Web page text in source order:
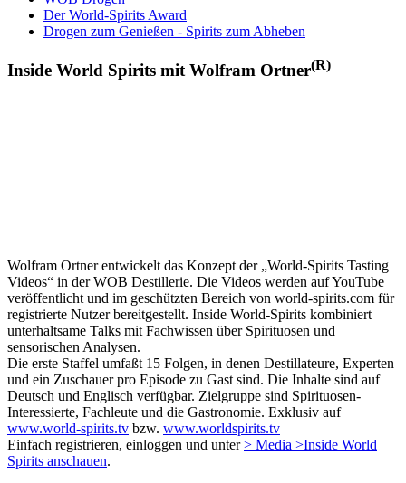
Der World-Spirits Award
Drogen zum Genießen - Spirits zum Abheben
Inside World Spirits mit Wolfram Ortner(R)
Wolfram Ortner entwickelt das Konzept der „World-Spirits Tasting
Videos“ in der WOB Destillerie. Die Videos werden auf YouTube
veröffentlicht und im geschützten Bereich von world-spirits.com für
registrierte Nutzer bereitgestellt. Inside World-Spirits kombiniert
unterhaltsame Talks mit Fachwissen über Spirituosen und
sensorischen Analysen.
Die erste Staffel umfaßt 15 Folgen, in denen Destillateure, Experten
und ein Zuschauer pro Episode zu Gast sind. Die Inhalte sind auf
Deutsch und Englisch verfügbar. Zielgruppe sind Spirituosen-
Interessierte, Fachleute und die Gastronomie. Exklusiv auf
www.world-spirits.tv bzw. www.worldspirits.tv
Einfach registrieren, einloggen und unter> Media >Inside World
Spirits anschauen.